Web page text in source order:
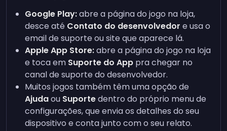
Google Play:abre a página do jogo na loja,
desce até Contato do desenvolvedor e usa o
email de suporte ou site que aparece lá.
Apple App Store:abre a página do jogo na loja
e toca em Suporte do App pra chegar no
canal de suporte do desenvolvedor.
Muitos jogos também têm uma opção de
Ajudaou Suportedentro do próprio menu de
configurações, que envia os detalhes do seu
dispositivo e conta junto com o seu relato.